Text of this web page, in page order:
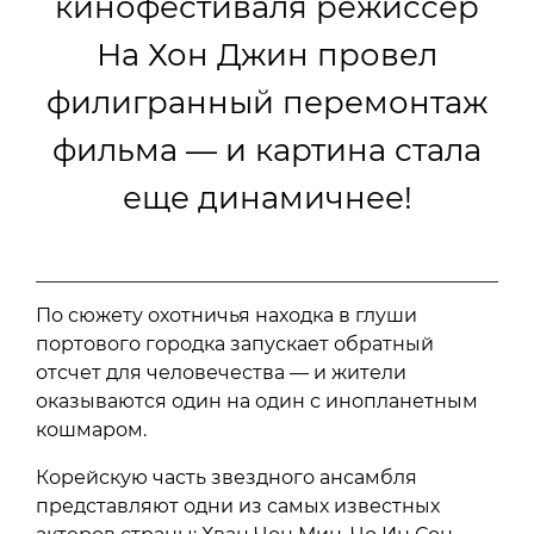
На Хон Джин провел
филигранный перемонтаж
фильма — и картина стала
еще динамичнее!
По сюжету охотничья находка в глуши
портового городка запускает обратный
отсчет для человечества — и жители
оказываются один на один с инопланетным
кошмаром.
Корейскую часть звездного ансамбля
представляют одни из самых известных